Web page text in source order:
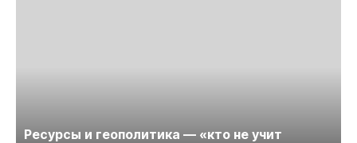
Ресурсы и геополитика — «кто не учит